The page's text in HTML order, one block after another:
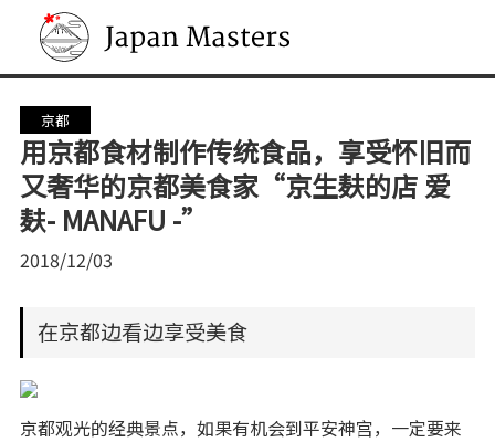
Japan Masters
京都
用京都食材制作传统食品，享受怀旧而
又奢华的京都美食家“京生麸的店 爱
麸- MANAFU -”
2018/12/03
在京都边看边享受美食
京都观光的经典景点，如果有机会到平安神宫，一定要来